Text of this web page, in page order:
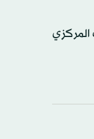
البنك المركزي